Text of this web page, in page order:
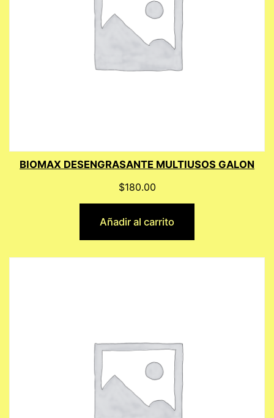
BIOMAX DESENGRASANTE MULTIUSOS GALON
$180.00
Añadir al carrito